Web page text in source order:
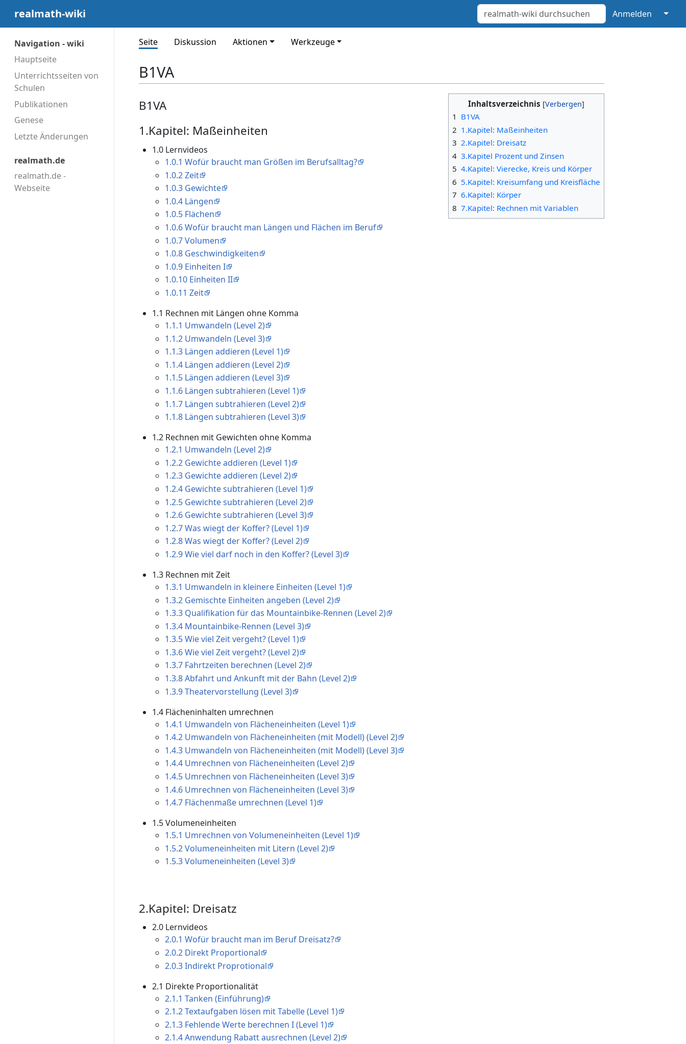
realmath-wiki Anmelden ↓
Navigation - wiki
Hauptseite
Unterrichtsseiten von
Schulen
Publikationen
Genese
Letzte Änderungen
realmath.de
realmath.de -
Webseite
Seite Diskussion Aktionen Werkzeuge
B1VA
Inhaltsverzeichnis
1 B1VA
2 1.Kapitel: Maßeinheiten
3 2.Kapitel: Dreisatz
4 3.Kapitel Prozent und Zinsen
5 4.Kapitel: Vierecke, Kreis und Körper
6 5.Kapitel: Kreisumfang und Kreisfläche
7 6.Kapitel: Körper
8 7.Kapitel: Rechnen mit Variablen
B1VA
1.Kapitel: Maßeinheiten
1.0 Lernvideos
1.0.1 Wofür braucht man Größen im Berufsalltag?
1.0.2 Zeit
1.0.3 Gewichte
1.0.4 Längen
1.0.5 Flächen
1.0.6 Wofür braucht man Längen und Flächen im Beruf
1.0.7 Volumen
1.0.8 Geschwindigkeiten
1.0.9 Einheiten I
1.0.10 Einheiten II
1.0.11 Zeit
1.1 Rechnen mit Längen ohne Komma
1.1.1 Umwandeln (Level 2)
1.1.2 Umwandeln (Level 3)
1.1.3 Längen addieren (Level 1)
1.1.4 Längen addieren (Level 2)
1.1.5 Längen addieren (Level 3)
1.1.6 Längen subtrahieren (Level 1)
1.1.7 Längen subtrahieren (Level 2)
1.1.8 Längen subtrahieren (Level 3)
1.2 Rechnen mit Gewichten ohne Komma
1.2.1 Umwandeln (Level 2)
1.2.2 Gewichte addieren (Level 1)
1.2.3 Gewichte addieren (Level 2)
1.2.4 Gewichte subtrahieren (Level 1)
1.2.5 Gewichte subtrahieren (Level 2)
1.2.6 Gewichte subtrahieren (Level 3)
1.2.7 Was wiegt der Koffer? (Level 1)
1.2.8 Was wiegt der Koffer? (Level 2)
1.2.9 Wie viel darf noch in den Koffer? (Level 3)
1.3 Rechnen mit Zeit
1.3.1 Umwandeln in kleinere Einheiten (Level 1)
1.3.2 Gemischte Einheiten angeben (Level 2)
1.3.3 Qualifikation für das Mountainbike-Rennen (Level 2)
1.3.4 Mountainbike-Rennen (Level 3)
1.3.5 Wie viel Zeit vergeht? (Level 1)
1.3.6 Wie viel Zeit vergeht? (Level 2)
1.3.7 Fahrtzeiten berechnen (Level 2)
1.3.8 Abfahrt und Ankunft mit der Bahn (Level 2)
1.3.9 Theatervorstellung (Level 3)
1.4 Flächeninhalten umrechnen
1.4.1 Umwandeln von Flächeneinheiten (Level 1)
1.4.2 Umwandeln von Flächeneinheiten (mit Modell) (Level 2)
1.4.3 Umwandeln von Flächeneinheiten (mit Modell) (Level 3)
1.4.4 Umrechnen von Flächeneinheiten (Level 2)
1.4.5 Umrechnen von Flächeneinheiten (Level 3)
1.4.6 Umrechnen von Flächeneinheiten (Level 3)
1.4.7 Flächenmaße umrechnen (Level 1)
1.5 Volumeneinheiten
1.5.1 Umrechnen von Volumeneinheiten (Level 1)
1.5.2 Volumeneinheiten mit Litern (Level 2)
1.5.3 Volumeneinheiten (Level 3)
2.Kapitel: Dreisatz
2.0 Lernvideos
2.0.1 Wofür braucht man im Beruf Dreisatz?
2.0.2 Direkt Proportional
2.0.3 Indirekt Proprotional
2.1 Direkte Proportionalität
2.1.1 Tanken (Einführung)
2.1.2 Textaufgaben lösen mit Tabelle (Level 1)
2.1.3 Fehlende Werte berechnen I (Level 1)
2.1.4 Anwendung Rabatt ausrechnen (Level 2)